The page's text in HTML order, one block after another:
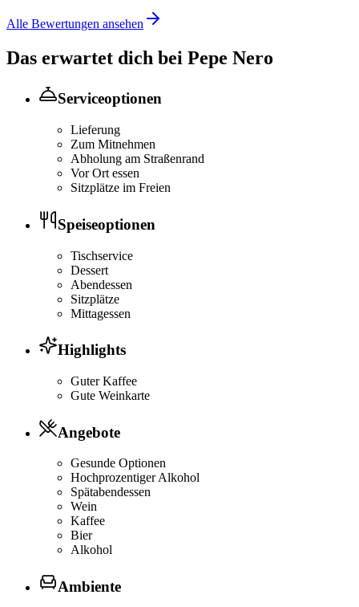
Alle Bewertungen ansehen
Das erwartet dich bei Pepe Nero
Serviceoptionen
Lieferung
Zum Mitnehmen
Abholung am Straßenrand
Vor Ort essen
Sitzplätze im Freien
Speiseoptionen
Tischservice
Dessert
Abendessen
Sitzplätze
Mittagessen
Highlights
Guter Kaffee
Gute Weinkarte
Angebote
Gesunde Optionen
Hochprozentiger Alkohol
Spätabendessen
Wein
Kaffee
Bier
Alkohol
Ambiente